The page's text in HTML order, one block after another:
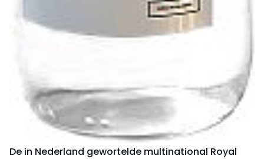
De in Nederland gewortelde multinational Royal